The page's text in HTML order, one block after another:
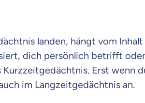
landen, hängt vom
dich persönlich betrifft
Erst wenn
im Langzeitgedächtnis an.